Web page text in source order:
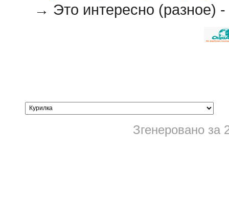
→ Это интересно (разное) -
Згенеровано за